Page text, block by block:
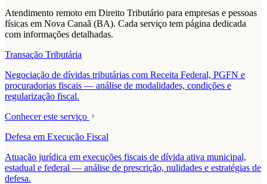
Atendimento remoto em Direito Tributário para empresas e pessoas
físicas em Nova Canaã (BA). Cada serviço tem página dedicada
com informações detalhadas.
Transação Tributária
Negociação de dívidas tributárias com Receita Federal, PGFN e
procuradorias fiscais — análise de modalidades, condições e
regularização fiscal.
Conhecer este serviço
Defesa em Execução Fiscal
Atuação jurídica em execuções fiscais de dívida ativa municipal,
estadual e federal — análise de prescrição, nulidades e estratégias de
defesa.